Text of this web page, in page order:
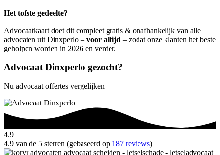
Het tofste gedeelte?
Advocaatkaart doet dit compleet gratis & onafhankelijk van alle
advocaten uit Dinxperlo – voor altijd – zodat onze klanten het beste
geholpen worden in 2026 en verder.
Advocaat Dinxperlo gezocht?
Nu advocaat offertes vergelijken
4.9
4.9 van de 5 sterren (gebaseerd op 187 reviews)